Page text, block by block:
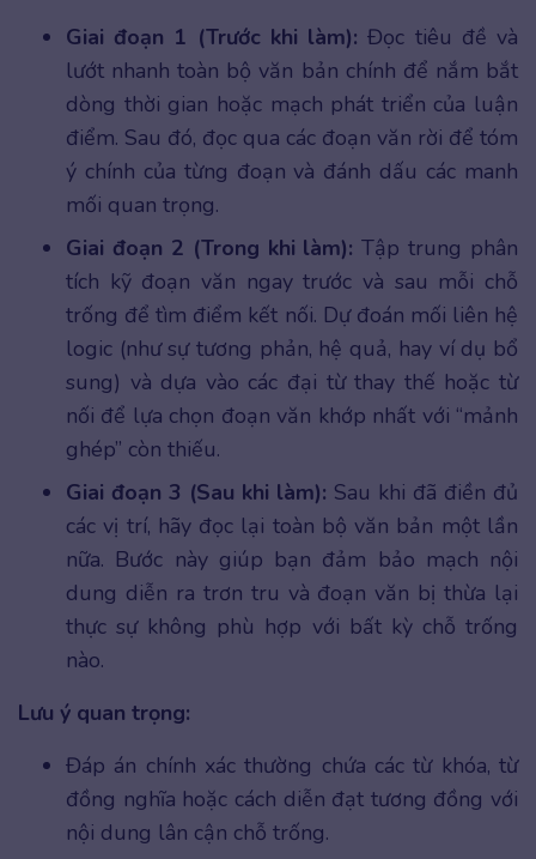
Giai đoạn 1 (Trước khi làm): Đọc tiêu đề và
lướt nhanh toàn bộ văn bản chính để nắm bắt
dòng thời gian hoặc mạch phát triển của luận
điểm. Sau đó, đọc qua các đoạn văn rời để tóm
ý chính của từng đoạn và đánh dấu các manh
mối quan trọng.
Giai đoạn 2 (Trong khi làm): Tập trung phân
tích kỹ đoạn văn ngay trước và sau mỗi chỗ
trống để tìm điểm kết nối. Dự đoán mối liên hệ
logic (như sự tương phản, hệ quả, hay ví dụ bổ
sung) và dựa vào các đại từ thay thế hoặc từ
nối để lựa chọn đoạn văn khớp nhất với “mảnh
ghép” còn thiếu.
Giai đoạn 3 (Sau khi làm): Sau khi đã điền đủ
các vị trí, hãy đọc lại toàn bộ văn bản một lần
nữa. Bước này giúp bạn đảm bảo mạch nội
dung diễn ra trơn tru và đoạn văn bị thừa lại
thực sự không phù hợp với bất kỳ chỗ trống
nào.
Lưu ý quan trọng:
Đáp án chính xác thường chứa các từ khóa, từ
đồng nghĩa hoặc cách diễn đạt tương đồng với
nội dung lân cận chỗ trống.